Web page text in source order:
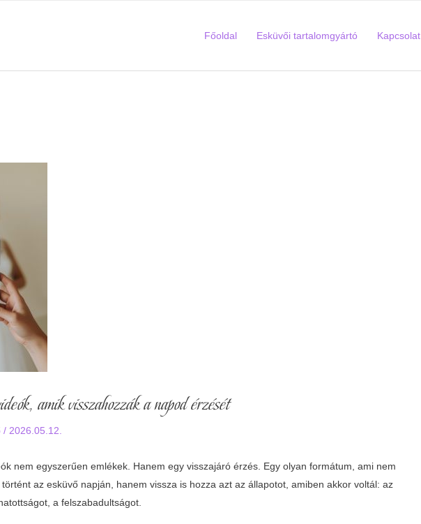
Főoldal Esküvői tartalomgyártó Kapcsolat
amik visszahozzák a napod érzését
/ 2026.05.12.
nem egyszerűen emlékek. Hanem egy visszajáró érzés. Egy olyan formátum, ami nem
az esküvő napján, hanem vissza is hozza azt az állapotot, amiben akkor voltál: az
a felszabadultságot.